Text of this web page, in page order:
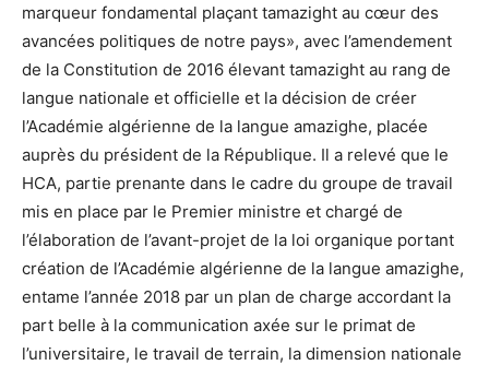
marqueur fondamental plaçant tamazight au cœur des
avancées politiques de notre pays», avec l’amendement
de la Constitution de 2016 élevant tamazight au rang de
langue nationale et officielle et la décision de créer
l’Académie algérienne de la langue amazighe, placée
auprès du président de la République. Il a relevé que le
HCA, partie prenante dans le cadre du groupe de travail
mis en place par le Premier ministre et chargé de
l’élaboration de l’avant-projet de la loi organique portant
création de l’Académie algérienne de la langue amazighe,
entame l’année 2018 par un plan de charge accordant la
part belle à la communication axée sur le primat de
l’universitaire, le travail de terrain, la dimension nationale